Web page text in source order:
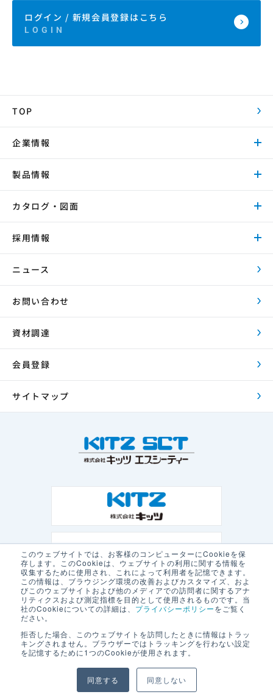
このウェブサイトでは、お客様のコンピューターにCookieを保
存します。このCookieは、ウェブサイトの利用に関する情報を
収集するために使用され、これによって利用者を記憶できます。
この情報は、ブラウジング環境の改善およびカスタマイズ、およ
びこのウェブサイトおよび他のメディアでの訪問者に関するアナ
リティクスおよび測定指標を目的として使用されるものです。当
社のCookieについての詳細は、 プライバシーポリシーをご覧く
ださい。
拒否した場合、このウェブサイトを訪問したときに情報はトラッ
キングされません。ブラウザーではトラッキングを行わない設定
を記憶するために1つのCookieが使用されます。
同意する 同意しない
ログイン / 新規会員登録はこちら
TOP
企業情報
製品情報
カタログ・図面
採用情報
ニュース
お問い合わせ
資材調達
会員登録
サイトマップ
プライバシーポリシー
本サイトの利用について
© KITZ SCT Corporation. All Rights Reserved.